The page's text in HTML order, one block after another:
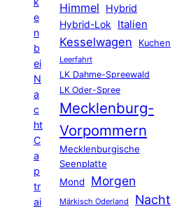
e
n
b
ei
N
a
c
ht
C
a
p
tr
ai
Himmel
Hybrid
Hybrid-Lok Italien
Kesselwagen Kuchen
Leerfahrt
LK Dahme-Spreewald
LK Oder-Spree
Mecklenburg-
Vorpommern
Mecklenburgische
Seenplatte
Mond
Morgen
Märkisch Oderland Nacht